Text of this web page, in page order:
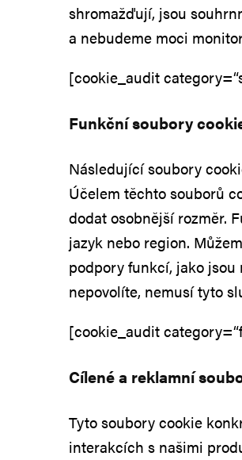
shromažďují, jsou
a nebudeme moci
[cookie_audit
Funkční soubory
Následující soubory
Účelem těchto souborů
dodat osobnější rozměr.
jazyk nebo region.
podpory funkcí, jako
nepovolíte, nemusí tyto
[cookie_audit
Cílené a reklamní
Tyto soubory cookie
interakcích s našimi